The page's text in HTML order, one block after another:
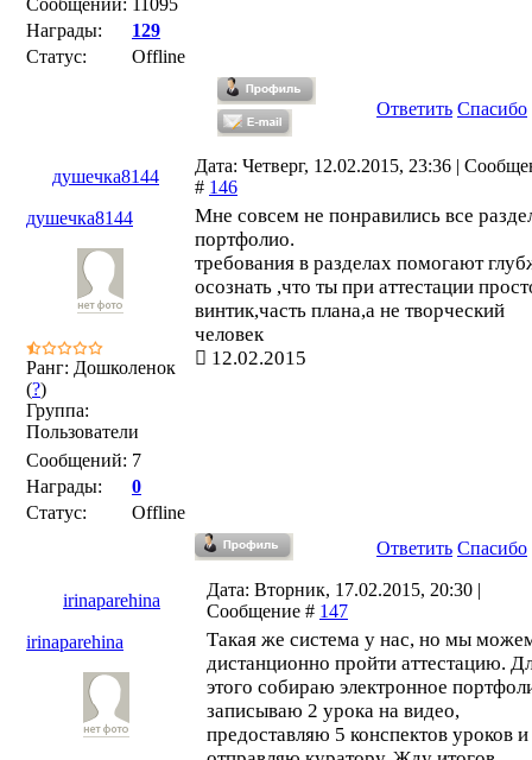
Сообщений: 11095
Награды:
129
Статус:
Offline
Ответить Спасибо
душечка8144
Дата: Четверг, 12.02.2015, 23:36 |
# 146
душечка8144
Ранг: Дошколенок
(?)
Группа:
Пользователи
Сообщений: 7
Награды:
0
Статус:
Offline
Мне совсем не понравились все
портфолио.
требования в разделах помогают
осознать ,что ты при аттестации
винтик,часть плана,а не творческий
человек
12.02.2015
Ответить Спасибо
irinaparehina
Дата: Вторник, 17.02.2015, 20:30 |
Сообщение # 147
irinaparehina
Такая же система у нас, но мы
дистанционно пройти аттестацию.
этого собираю электронное
записываю 2 урока на видео,
предоставляю 5 конспектов уроков и